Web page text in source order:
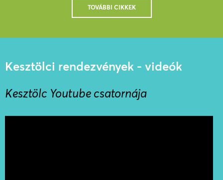
TOVÁBBI CIKKEK
Kesztölci rendezvények - videók
Kesztölc Youtube csatornája